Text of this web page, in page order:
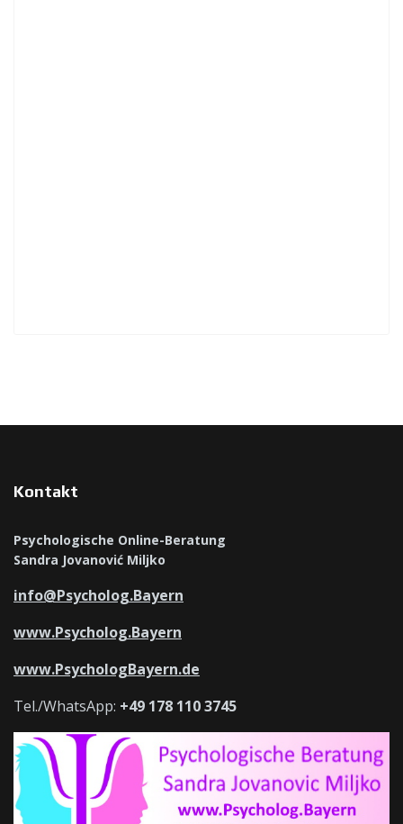
Kontakt
Psychologische Online-Beratung
Sandra Jovanović Miljko
info@Psycholog.Bayern
www.Psycholog.Bayern
www.PsychologBayern.de
Tel./WhatsApp: +49 178 110 3745